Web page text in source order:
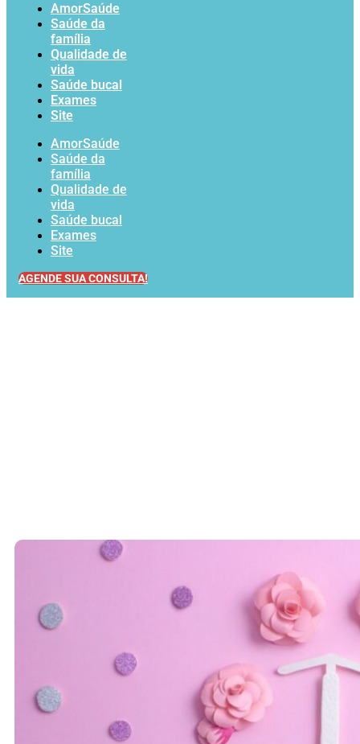
AmorSaúde
Saúde da
família
Qualidade de
vida
Saúde bucal
Exames
Site
AmorSaúde
Saúde da
família
Qualidade de
vida
Saúde bucal
Exames
Site
AGENDE SUA CONSULTA!